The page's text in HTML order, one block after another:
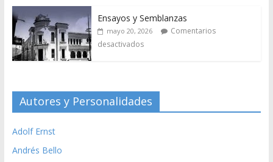
Ensayos y Semblanzas
mayo 20, 2026
Comentarios
desactivados
Autores y Personalidades
Adolf Ernst
Andrés Bello